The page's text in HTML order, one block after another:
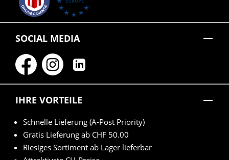
SOCIAL MEDIA
IHRE VORTEILE
Schnelle Lieferung (A-Post Priority)
Gratis Lieferung ab CHF 50.00
Riesiges Sortiment ab Lager lieferbar